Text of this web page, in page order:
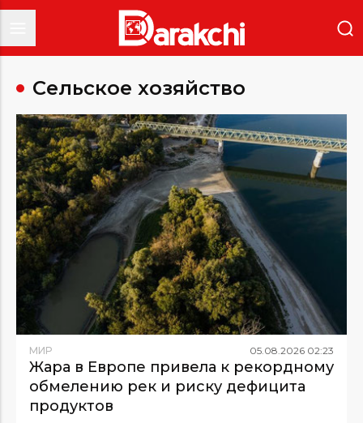
Сельское хозяйство
МИР 05.08.2026 02:23
Жара в Европе привела к рекордному
обмелению рек и риску дефицита
продуктов